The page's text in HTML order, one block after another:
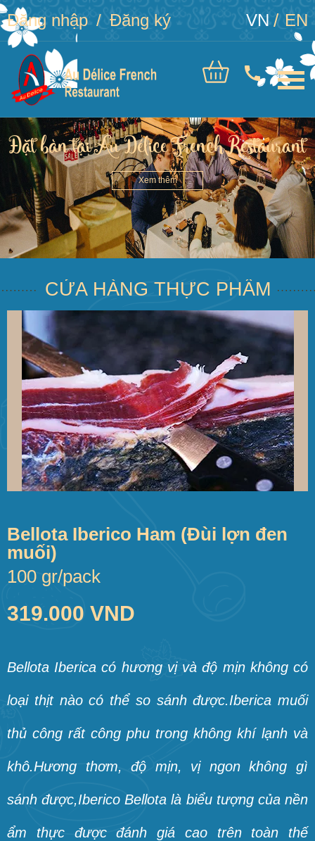
Đăng nhập Đăng ký VN EN
Đặt bàn tại Au Délice French Restaurant
Xem thêm
CỬA HÀNG THỰC PHẨM
Bellota Iberico Ham (Đùi lợn đen
muối)
100 gr/pack
319.000 VND
Bellota Iberica có hương vị và độ mịn không có
loại thịt nào có thể so sánh được.Iberica muối
thủ công rất công phu trong không khí lạnh và
khô.Hương thơm, độ mịn, vị ngon không gì
sánh được,Iberico Bellota là biểu tượng của nền
ẩm thực được đánh giá cao trên toàn thế